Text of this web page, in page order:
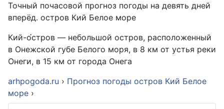
Точный почасовой прогноз погоды на девять дней
вперёд. остров Кий Белое море
Кий-о́стров — небольшой остров, расположенный
в Онежской губе Белого моря, в 8 км от устья реки
Онеги, в 15 км от города Онега
arhpogoda.ru › Прогноз погоды остров Кий Белое
море ›